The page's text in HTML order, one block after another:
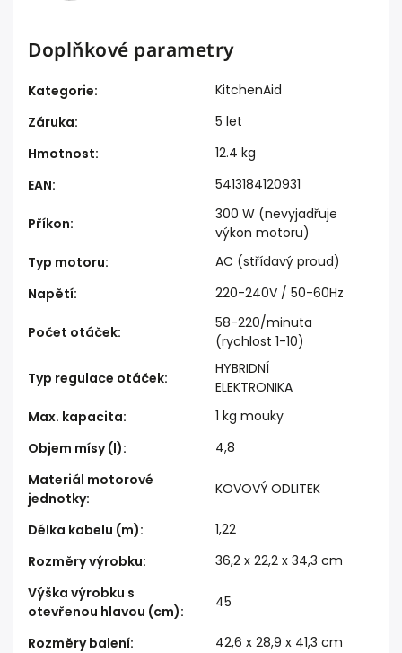
Doplňkové parametry
Kategorie:
KitchenAid
Záruka:
5 let
Hmotnost:
12.4 kg
EAN: 5413184120931
Příkon:
300 W (nevyjadřuje
výkon motoru)
Typ motoru:
AC (střídavý proud)
Napětí: 220-240V / 50-60Hz
Počet otáček:
58-220/minuta
(rychlost 1-10)
Typ regulace otáček:
HYBRIDNÍ
ELEKTRONIKA
Max. kapacita:
1 kg mouky
Objem mísy (l):
4,8
Materiál motorové
jednotky:
KOVOVÝ ODLITEK
Délka kabelu (m):
1,22
Rozměry výrobku:
36,2 x 22,2 x 34,3 cm
Výška výrobku s
otevřenou hlavou (cm):
45
Rozměry balení:
42,6 x 28,9 x 41,3 cm